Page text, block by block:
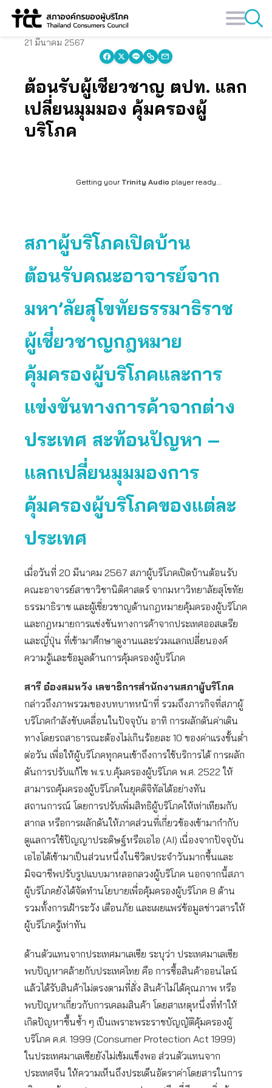
Skip
21 มีนาคม 2567
ต้อนรับผู้เชี่ยวชาญ ตปท. แลก
เปลี่ยนมุมมอง คุ้มครองผู้
บริโภค
Getting your Trinity Audio player ready...
สภาผู้บริโภคเปิดบ้าน
ต้อนรับคณะอาจารย์จาก
มหา’ลัยสุโขทัยธรรมาธิราช
ผู้เชี่ยวชาญกฎหมาย
คุ้มครองผู้บริโภคและการ
แข่งขันทางการค้าจากต่าง
ประเทศ สะท้อนปัญหา –
แลกเปลี่ยนมุมมองการ
คุ้มครองผู้บริโภคของแต่ละ
ประเทศ
เมื่อวันที่ 20 มีนาคม 2567 สภาผู้บริโภคเปิดบ้านต้อนรับ
คณะอาจารย์สาขาวิชานิติศาสตร์ จากมหาวิทยาลัยสุโขทัย
ธรรมาธิราช และผู้เชี่ยวชาญด้านกฎหมายคุ้มครองผู้บริโภค
และกฎหมายการแข่งขันทางการค้าจากประเทศออสเตรีย
และญี่ปุ่น ที่เข้ามาศึกษาดูงานและร่วมแลกเปลี่ยนองค์
ความรู้และข้อมูลด้านการคุ้มครองผู้บริโภค
สารี อ๋องสมหวัง เลขาธิการสำนักงานสภาผู้บริโภค
กล่าวถึงภาพรวมของบทบาทหน้าที่ รวมถึงภารกิจที่สภาผู้
บริโภคกำลังขับเคลื่อนในปัจจุบัน อาทิ การผลักดันค่าเดิน
ทางโดยรถสาธารณะต้องไม่เกินร้อยละ 10 ของค่าแรงขั้นต่ำ
ต่อวัน เพื่อให้ผู้บริโภคทุกคนเข้าถึงการใช้บริการได้ การผลัก
ดันการปรับแก้ไข พ.ร.บ.คุ้มครองผู้บริโภค พ.ศ. 2522 ให้
สามารถคุ้มครองผู้บริโภคในยุคดิจิทัลได้อย่างทัน
สถานการณ์ โดยการปรับเพิ่มสิทธิผู้บริโภคให้เท่าเทียมกับ
สากล หรือการผลักดันให้ภาคส่วนที่เกี่ยวข้องเข้ามากำกับ
ดูแลการใช้ปัญญาประดิษฐ์หรือเอไอ (AI) เนื่องจากปัจจุบัน
เอไอได้เข้ามาเป็นส่วนหนึ่งในชีวิตประจำวันมากขึ้นและ
มิจฉาชีพปรับรูปแบบมาหลอกลวงผู้บริโภค นอกจากนี้สภา
ผู้บริโภคยังได้จัดทำนโยบายเพื่อคุ้มครองผู้บริโภค 8 ด้าน
รวมทั้งการเฝ้าระวัง เตือนภัย และเผยแพร่ข้อมูลข่าวสารให้
ผู้บริโภครู้เท่าทัน
ด้านตัวแทนจากประเทศมาเลเซีย ระบุว่า ประเทศมาเลเซีย
พบปัญหาคล้ายกับประเทศไทย คือ การซื้อสินค้าออนไลน์
แล้วได้รับสินค้าไม่ตรงตามที่สั่ง สินค้าไม่ได้คุณภาพ หรือ
พบปัญหาเกี่ยวกับการเคลมสินค้า โดยสาเหตุหนึ่งที่ทำให้
เกิดปัญหาขึ้นซ้ำ ๆ เป็นเพราะพระราชบัญญัติคุ้มครองผู้
บริโภค ค.ศ. 1999 (Consumer Protection Act 1999)
ในประเทศมาเลเซียยังไม่เข้มแข็งพอ ส่วนตัวแทนจาก
ประเทศจีน ให้ความเห็นถึงประเด็นอัตราค่าโดยสารในการ